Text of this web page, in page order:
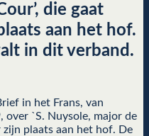
die gaat
aan het hof.
in dit verband.
in het Frans, van
over `S. Nuysole, major de
zijn plaats aan het hof. De